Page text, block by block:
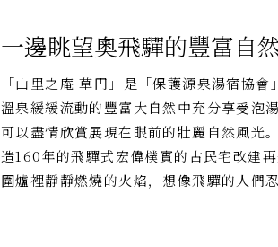
一邊眺望奧飛驒的豐富自
「山里之庵 草円」是「保護源泉湯宿協
溫泉緩緩流動的豐富大自然中充分享受泡
可以盡情欣賞展現在眼前的壯麗自然風光
造160年的飛驒式宏偉樸實的古民宅改建
圍爐裡靜靜燃燒的火焰，想像飛驒的人們